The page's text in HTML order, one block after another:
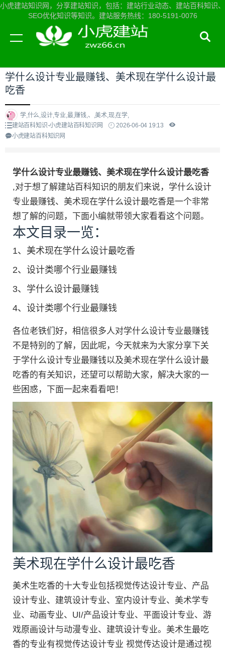
小虎建站知识网，分享建站知识，包括：建站行业动态、建站百科知识、
SEO优化知识等知识。建站服务热线：180-5191-0076
当前位置：小虎建站知识网首页>建站百科知识
学什么设计专业最赚钱、美术现在学什么设计最
吃香
学,什么,设计,专业,最,赚钱,、,美术,现,在学,
建站百科知识-小虎建站百科知识网
2026-06-04 19:13
小虎建站百科知识网
学什么设计专业最赚钱、美术现在学什么设计最吃香
,对于想了解建站百科知识的朋友们来说，学什么设计
专业最赚钱、美术现在学什么设计最吃香是一个非常
想了解的问题，下面小编就带领大家看看这个问题。
本文目录一览：
1、 美术现在学什么设计最吃香
2、 设计类哪个行业最赚钱
3、 学什么设计最赚钱
4、 设计类哪个行业最赚钱
各位老铁们好，相信很多人对学什么设计专业最赚钱
不是特别的了解，因此呢，今天就来为大家分享下关
于学什么设计专业最赚钱以及美术现在学什么设计最
吃香的有关知识，还望可以帮助大家，解决大家的一
些困惑，下面一起来看看吧！
美术现在学什么设计最吃香
美术生吃香的十大专业包括视觉传达设计专业、产品
设计专业、建筑设计专业、室内设计专业、美术学专
业、动画专业、UI/产品设计专业、平面设计专业、游
戏原画设计与动漫专业、建筑设计专业。美术生最吃
香的专业有视觉传达设计专业 视觉传达设计是通过视